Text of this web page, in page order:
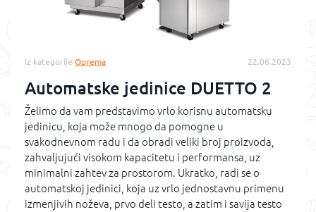
Iz kategorije Oprema 22.06.2023
Automatske jedinice DUETTO 2
Želimo da vam predstavimo vrlo korisnu automatsku
jedinicu, koja može mnogo da pomogne u
svakodnevnom radu i da obradi veliki broj proizvoda,
zahvaljujući visokom kapacitetu i performansa, uz
minimalni zahtev za prostorom. Ukratko, radi se o
automatskoj jedinici, koja uz vrlo jednostavnu primenu
izmenjivih noževa, prvo deli testo, a zatim i savija testo